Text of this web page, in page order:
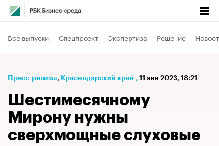
Все выпуски Спецпроект Экспертиза Решение
Пресс-релизы⁠, Краснодарский край , 11 янв 2023, 18:21
Шестимесячному
Мирону нужны
сверхмощные слуховые